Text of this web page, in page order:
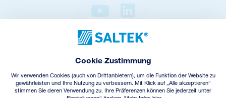
DATENSCHUTZ
COOKIES-EINSTELLUNGEN
ELEKTROALTGERÄTE-RÜCKNAHME
Cookie Zustimmung
Wir verwenden Cookies (auch von Drittanbietern), um die Funktion der Website zu
gewährleisten und Ihre Nutzung zu verbessern. Mit Klick auf „Alle akzeptieren“
stimmen Sie deren Verwendung zu. Ihre Präferenzen können Sie jederzeit unter